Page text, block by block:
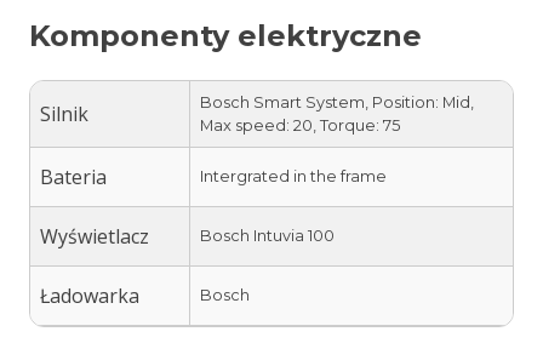
Komponenty elektryczne
Silnik
Bosch Smart System, Position: Mid,
Max speed: 20, Torque: 75
Bateria Intergrated in the frame
Wyświetlacz Bosch Intuvia 100
Ładowarka Bosch